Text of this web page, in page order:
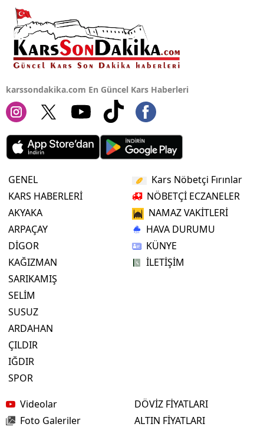
karssondakika.com En Güncel Kars Haberleri
GENEL
KARS HABERLERİ
AKYAKA
ARPAÇAY
DİGOR
KAĞIZMAN
SARIKAMIŞ
SELİM
SUSUZ
ARDAHAN
ÇILDIR
IĞDIR
SPOR
Kars Nöbetçi Fırınlar
NÖBETÇİ ECZANELER
NAMAZ VAKİTLERİ
HAVA DURUMU
KÜNYE
İLETİŞİM
Videolar
Foto Galeriler
DÖVİZ FİYATLARI
ALTIN FİYATLARI